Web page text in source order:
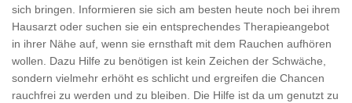
sich bringen. Informieren sie sich am besten heute noch bei ihrem
Hausarzt oder suchen sie ein entsprechendes Therapieangebot
in ihrer Nähe auf, wenn sie ernsthaft mit dem Rauchen aufhören
wollen. Dazu Hilfe zu benötigen ist kein Zeichen der Schwäche,
sondern vielmehr erhöht es schlicht und ergreifen die Chancen
rauchfrei zu werden und zu bleiben. Die Hilfe ist da um genutzt zu